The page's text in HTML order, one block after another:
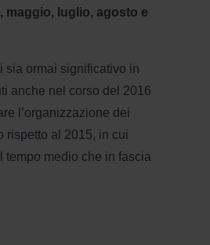
maggio, luglio, agosto e
sia ormai significativo in
anche nel corso del 2016
l’organizzazione dei
rispetto al 2015, in cui
tempo medio che in fascia